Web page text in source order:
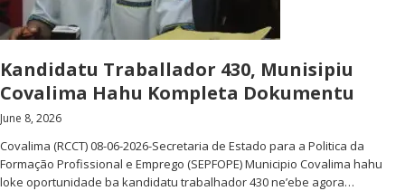
Kandidatu Traballador 430, Munisipiu
Covalima Hahu Kompleta Dokumentu
June 8, 2026
Covalima (RCCT) 08-06-2026-Secretaria de Estado para a Politica da
Formação Profissional e Emprego (SEPFOPE) Municipio Covalima hahu
loke oportunidade ba kandidatu trabalhador 430 ne’ebe agora…